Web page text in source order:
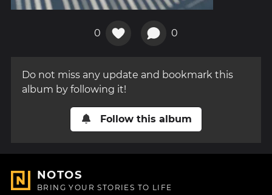
0 0
Do not miss any update and bookmark this
album by following it!
Follow this album
NOTOS
BRING YOUR STORIES TO LIFE